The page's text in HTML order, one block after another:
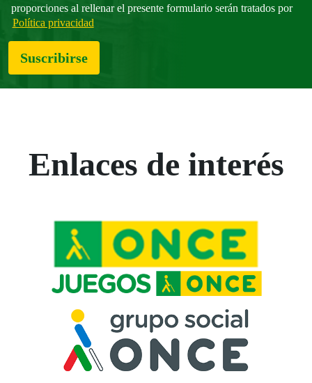
proporciones al rellenar el presente formulario serán tratados por
Política privacidad
Suscribirse
Enlaces de interés